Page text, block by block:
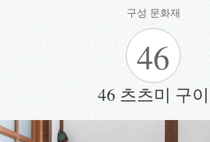
구성 문화재
46
46 츠츠미 구이